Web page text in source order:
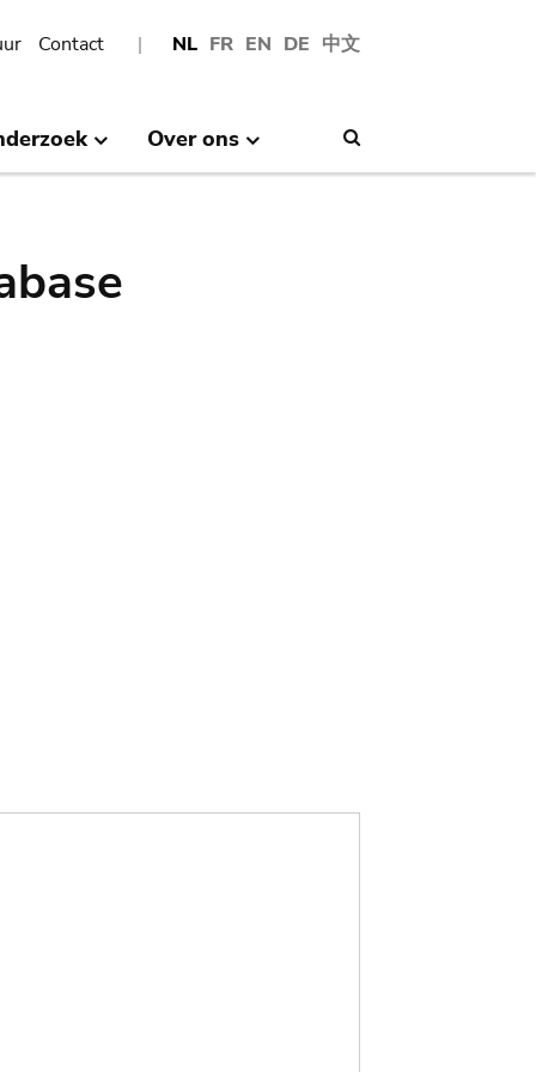
NL FR EN DE 中文
Contact
Over ons